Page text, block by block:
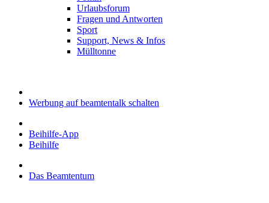
Urlaubsforum
Fragen und Antworten
Sport
Support, News & Infos
Mülltonne
Werbung auf beamtentalk schalten
Beihilfe-App
Beihilfe
Das Beamtentum